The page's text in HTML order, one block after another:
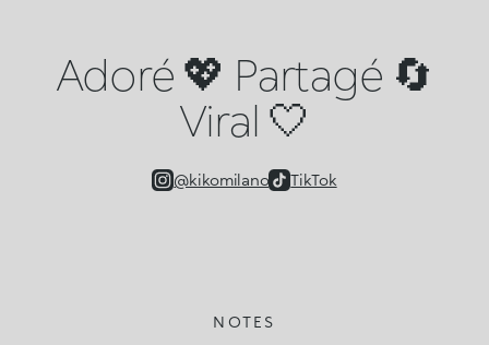
Adoré 💖 Partagé 🔄
Viral 🤍
@kikomilano TikTok
NOTES